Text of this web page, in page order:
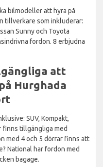
bilmodeller att hyra på
tillverkare som inkluderar:
Sunny och Toyota
fordon. 8 erbjudna
att
Hurghada
SUV, Kompakt,
finns tillgängliga med
med 4 och 5 dörrar finns att
National har fordon med
bagage.